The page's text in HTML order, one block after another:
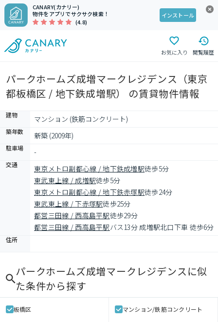
CANARY(カナリー)
物件をアプリでサクサク検索！
(4.8)
インストール
お気に入り 閲覧履歴
パークホームズ成増マークレジデンス（東京
都板橋区 / 地下鉄成増駅） の賃貸物件情報
建物 マンション (鉄筋コンクリート)
築年数 新築 (2009年)
駐車場 -
交通 東京メトロ副都心線 / 地下鉄成増駅徒歩5分
東武東上線 / 成増駅徒歩5分
東京メトロ副都心線 / 地下鉄赤塚駅徒歩24分
東武東上線 / 下赤塚駅徒歩25分
都営三田線 / 西高島平駅徒歩29分
都営三田線 / 西高島平駅バス13分 成増駅北口下車 徒歩6分
住所
パークホームズ成増マークレジデンスに似
た条件から探す
板橋区 マンション/鉄筋コンクリート